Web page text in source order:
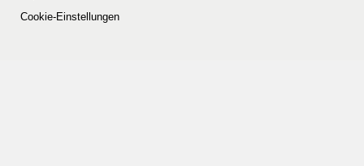
Cookie-Einstellungen